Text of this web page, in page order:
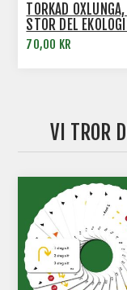
TORKAD
STOR DEL
70,00 KR
VI TROR